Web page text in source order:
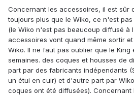
Concernant les accessoires, il est sûr
toujours plus que le Wiko, ce n'est
(le Wiko n'est pas beaucoup diffusé à
accessoires vont quand même sortir
Wiko. Il ne faut pas oublier que le King
semaines. des coques et housses de
part par des fabricants indépendants
un étui en cuir) et d'autre part par
coques ont été diffusées).